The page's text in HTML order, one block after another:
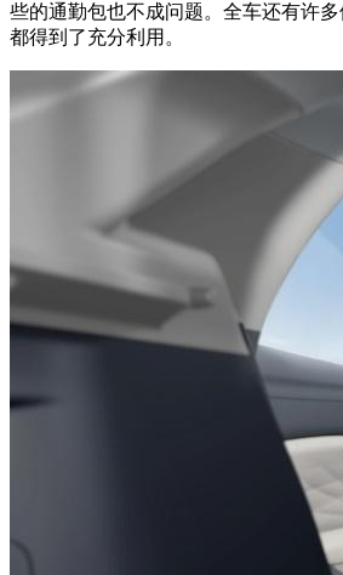
些的通勤包也不成问题。全车还有许
都得到了充分利用。